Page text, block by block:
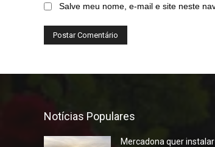
Salve meu nome, e-mail e site neste
Notícias Populares
Mercadona quer